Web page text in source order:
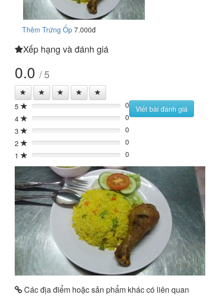
Thêm Trứng Ốp 7.000đ
Xếp hạng và đánh giá
0.0 / 5
5 0%
0
4
0%
0
3
0%
0
2
0%
0
1
0% 0
Viết bài đánh giá
Các địa điểm hoặc sản phẩm khác có liên quan